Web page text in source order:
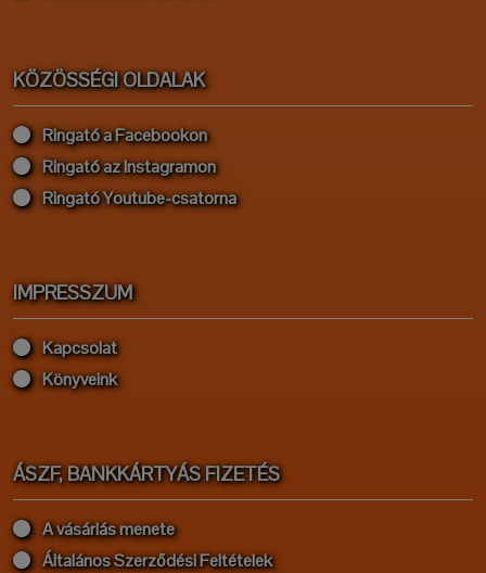
KÖZÖSSÉGI OLDALAK
Ringató a Facebookon
Ringató az Instagramon
Ringató Youtube-csatorna
IMPRESSZUM
Kapcsolat
Könyveink
ÁSZF, BANKKÁRTYÁS FIZETÉS
A vásárlás menete
Általános Szerződési Feltételek